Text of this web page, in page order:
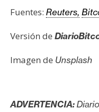
Fuentes: Reuters,
Versión de
Imagen de Unsplash
ADVERTENCIA: